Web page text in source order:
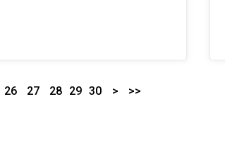
26 27 28 29 30 > >>